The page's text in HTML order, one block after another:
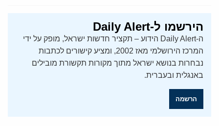
הירשמו ל-Daily Alert
ה-Daily Alert הידוע – תקציר חדשות ישראל, מופק על ידי
המרכז הירושלמי מאז 2002, ומציע קישורים לכתבות
נבחרות בנושא ישראל מתוך מקורות תקשורת מובילים
באנגלית ובעברית.
הרשמה